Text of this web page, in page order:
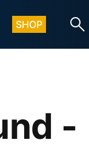
SHOP
-